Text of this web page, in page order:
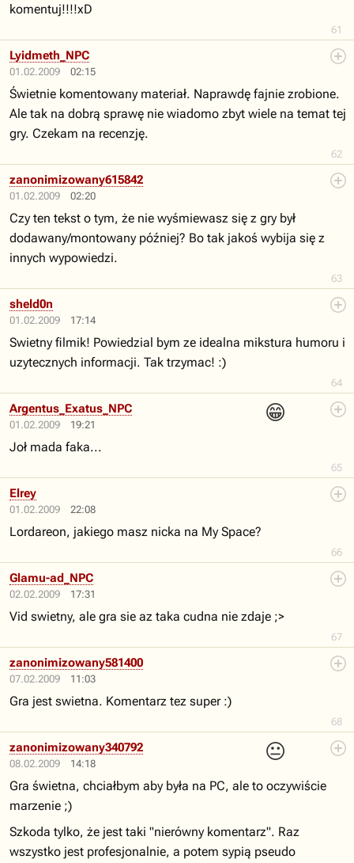
61
komentuj!!!!xD
01.02.2009 02:15
62
Lyidmeth_NPC
Świetnie komentowany materiał. Naprawdę fajnie zrobione.
Ale tak na dobrą sprawę nie wiadomo zbyt wiele na temat tej
gry. Czekam na recenzję.
01.02.2009 02:20
63
zanonimizowany615842
Czy ten tekst o tym, że nie wyśmiewasz się z gry był
dodawany/montowany później? Bo tak jakoś wybija się z
innych wypowiedzi.
01.02.2009 17:14
64
sheld0n
Swietny filmik! Powiedzial bym ze idealna mikstura humoru i
uzytecznych informacji. Tak trzymac! :)
01.02.2009 19:21
😁
65
Argentus_Exatus_NPC
Joł mada faka...
01.02.2009 22:08
66
Elrey
Lordareon, jakiego masz nicka na My Space?
02.02.2009 17:31
67
Glamu-ad_NPC
Vid swietny, ale gra sie az taka cudna nie zdaje ;>
07.02.2009 11:03
68
zanonimizowany581400
Gra jest swietna. Komentarz tez super :)
08.02.2009 14:18
😐
zanonimizowany340792
Gra świetna, chciałbym aby była na PC, ale to oczywiście
marzenie ;)
Szkoda tylko, że jest taki "nierówny komentarz". Raz
wszystko jest profesjonalnie, a potem sypią pseudo